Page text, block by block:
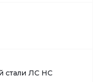
стали ЛС НС